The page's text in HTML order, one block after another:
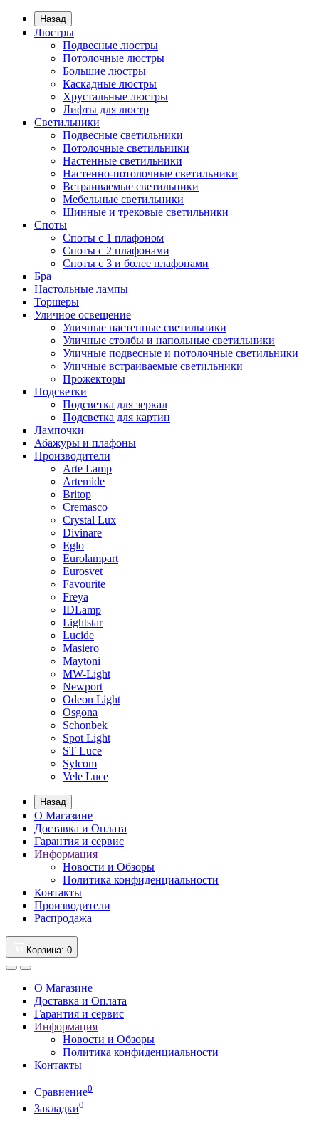
Назад
Люстры
Подвесные люстры
Потолочные люстры
Большие люстры
Каскадные люстры
Хрустальные люстры
Лифты для люстр
Светильники
Подвесные светильники
Потолочные светильники
Настенные светильники
Настенно-потолочные светильники
Встраиваемые светильники
Мебельные светильники
Шинные и трековые светильники
Споты
Споты с 1 плафоном
Споты с 2 плафонами
Споты с 3 и более плафонами
Бра
Настольные лампы
Торшеры
Уличное освещение
Уличные настенные светильники
Уличные столбы и напольные светильники
Уличные подвесные и потолочные светильники
Уличные встраиваемые светильники
Прожекторы
Подсветки
Подсветка для зеркал
Подсветка для картин
Лампочки
Абажуры и плафоны
Производители
Arte Lamp
Artemide
Britop
Cremasco
Crystal Lux
Divinare
Eglo
Eurolampart
Eurosvet
Favourite
Freya
IDLamp
Lightstar
Lucide
Masiero
Maytoni
MW-Light
Newport
Odeon Light
Osgona
Schonbek
Spot Light
ST Luce
Sylcom
Vele Luce
Назад
О Магазине
Доставка и Оплата
Гарантия и сервис
Информация
Новости и Обзоры
Политика конфиденциальности
Контакты
Производители
Распродажа
Корзина: 0
О Магазине
Доставка и Оплата
Гарантия и сервис
Информация
Новости и Обзоры
Политика конфиденциальности
Контакты
Сравнение0
Закладки0